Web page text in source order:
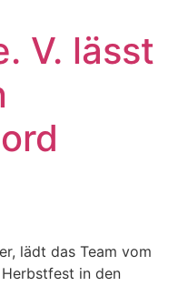
V. lässt
lädt das Team vom
in den